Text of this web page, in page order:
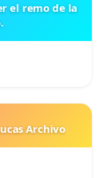
Archivo